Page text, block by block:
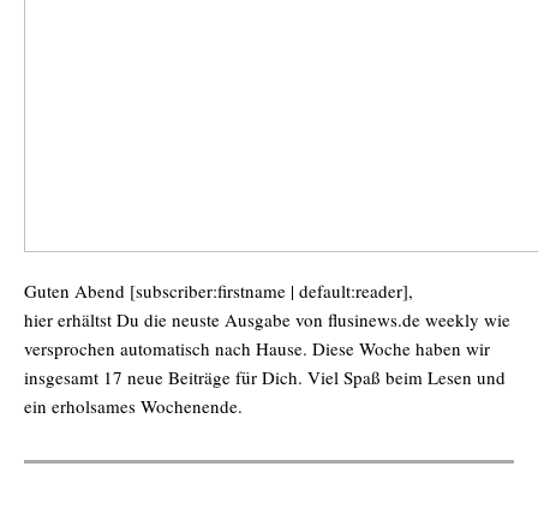
Guten Abend [subscriber:firstname | default:reader],
hier erhältst Du die neuste Ausgabe von flusinews.de weekly wie
versprochen automatisch nach Hause. Diese Woche haben wir
insgesamt 17 neue Beiträge für Dich. Viel Spaß beim Lesen und
ein erholsames Wochenende.